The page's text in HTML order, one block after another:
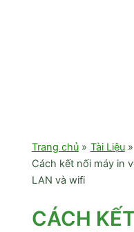
Trang chủ
Tài Liệu
Cách kết nối máy in
LAN và wifi
CÁCH